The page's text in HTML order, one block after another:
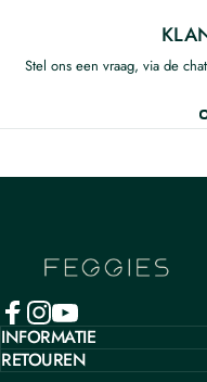
Stel ons een vraag, via de
INFORMATIE
RETOUREN